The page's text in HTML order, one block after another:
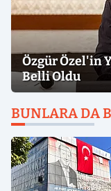
Özgür Özel'in
Belli Oldu
BUNLARA DA